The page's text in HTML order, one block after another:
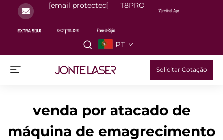
[email protected] T8PRO
PT
Solicitar Cotação
venda por atacado de
máquina de emagrecimento